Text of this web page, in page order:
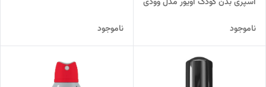
ناموجود ناموجود